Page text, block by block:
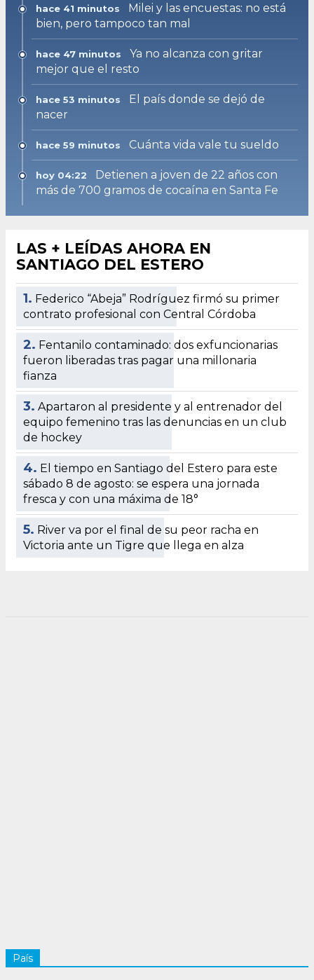
hace 41 minutos
Milei y las encuestas: no está
bien, pero tampoco tan mal
hace 47 minutos
Ya no alcanza con gritar
mejor que el resto
hace 53 minutos
El país donde se dejó de
nacer
hace 59 minutos Cuánta vida vale tu sueldo
hoy 04:22
Detienen a joven de 22 años con
más de 700 gramos de cocaína en Santa Fe
LAS + LEÍDAS AHORA EN
SANTIAGO DEL ESTERO
1. Federico “Abeja” Rodríguez firmó su primer
contrato profesional con Central Córdoba
2. Fentanilo contaminado: dos exfuncionarias
fueron liberadas tras pagar una millonaria
fianza
3. Apartaron al presidente y al entrenador del
equipo femenino tras las denuncias en un club
de hockey
4. El tiempo en Santiago del Estero para este
sábado 8 de agosto: se espera una jornada
fresca y con una máxima de 18°
5. River va por el final de su peor racha en
Victoria ante un Tigre que llega en alza